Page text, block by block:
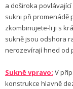
a doširoka
sukni při promenádě
zkombinujete-li ji s
sukně jsou odshora
nerozevírají hned od
Sukně vpravo: V
konstrukce hlavně